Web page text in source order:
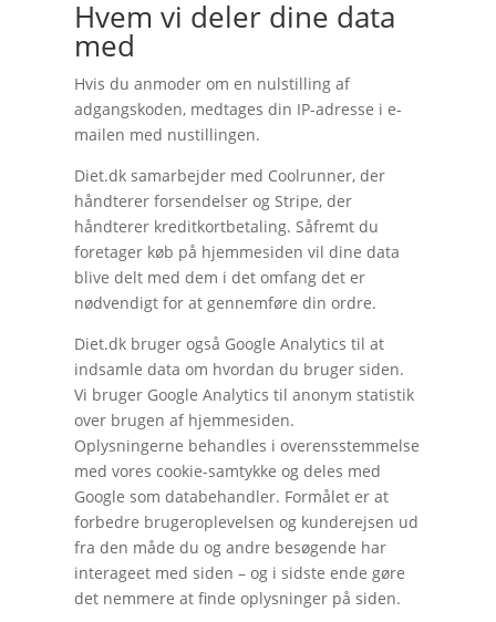
Hvem vi deler dine data
med
Hvis du anmoder om en nulstilling af
adgangskoden, medtages din IP-adresse i e-
mailen med nustillingen.
Diet.dk samarbejder med Coolrunner, der
håndterer forsendelser og Stripe, der
håndterer kreditkortbetaling. Såfremt du
foretager køb på hjemmesiden vil dine data
blive delt med dem i det omfang det er
nødvendigt for at gennemføre din ordre.
Diet.dk bruger også Google Analytics til at
indsamle data om hvordan du bruger siden.
Vi bruger Google Analytics til anonym statistik
over brugen af hjemmesiden.
Oplysningerne behandles i overensstemmelse
med vores cookie-samtykke og deles med
Google som databehandler. Formålet er at
forbedre brugeroplevelsen og kunderejsen ud
fra den måde du og andre besøgende har
interageet med siden – og i sidste ende gøre
det nemmere at finde oplysninger på siden.